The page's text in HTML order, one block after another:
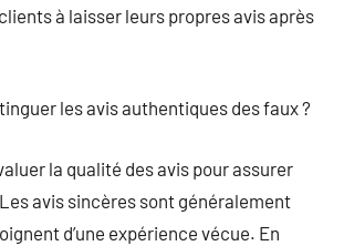
à laisser leurs propres avis après
les avis authentiques des faux ?
la qualité des avis pour assurer
avis sincères sont généralement
d’une expérience vécue. En